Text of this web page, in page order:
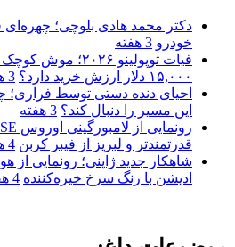
دکتر محمد هادی بلوچی؛ چهره‌ای
خودرو 3 هفته
فیات توپولینو
۱۵,۰۰۰ دلار ارزش خرید دارد؟
3 هفته
احیای دنده دستی توسط فراری؛
این مسیر را دنبال کند؟ 3 هفته
قدرتمندتر و لبریز از فیبر کربن 4 هفته
ادیشن با رنگ سرخ خیره‌کننده 4 هفته